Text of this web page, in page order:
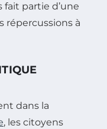
fait partie d’une
répercussions à
dans la
, les citoyens